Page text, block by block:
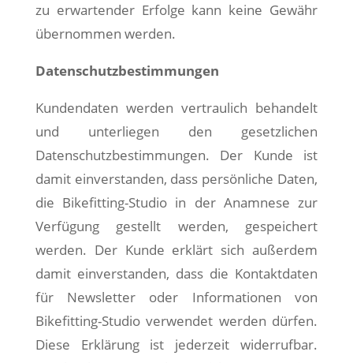
zu erwartender Erfolge kann keine Gewähr
übernommen werden.
Datenschutzbestimmungen
Kundendaten werden vertraulich behandelt
und unterliegen den gesetzlichen
Datenschutzbestimmungen. Der Kunde ist
damit einverstanden, dass persönliche Daten,
die Bikefitting-Studio in der Anamnese zur
Verfügung gestellt werden, gespeichert
werden. Der Kunde erklärt sich außerdem
damit einverstanden, dass die Kontaktdaten
für Newsletter oder Informationen von
Bikefitting-Studio verwendet werden dürfen.
Diese Erklärung ist jederzeit widerrufbar.